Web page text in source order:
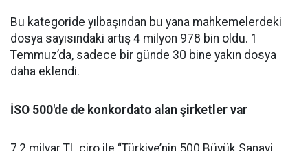
Bu kategoride yılbaşından bu yana mahkemelerdeki
dosya sayısındaki artış 4 milyon 978 bin oldu. 1
Temmuz’da, sadece bir günde 30 bine yakın dosya
daha eklendi.
İSO 500'de de konkordato alan şirketler var